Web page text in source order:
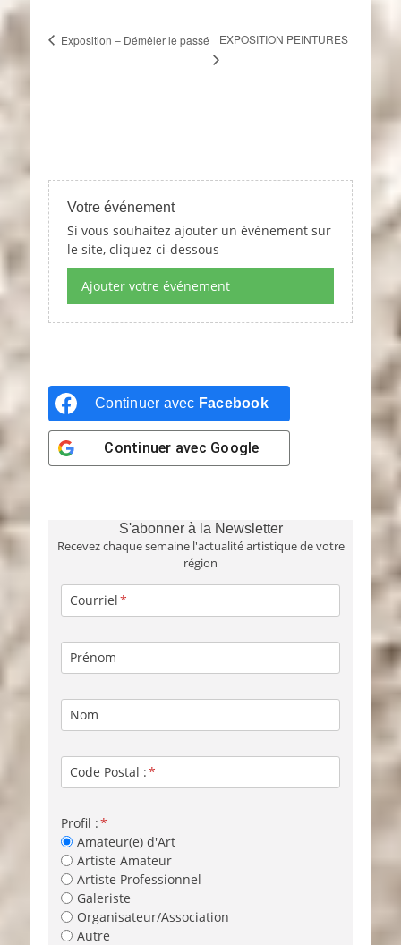
Exposition – Démêler le passé EXPOSITION PEINTURES
Votre événement
Si vous souhaitez ajouter un événement sur
le site, cliquez ci-dessous
Ajouter votre événement
Continuer avec Facebook
Continuer avec Google
S'abonner à la Newsletter
Recevez chaque semaine l'actualité artistique de votre
région
Courriel
Prénom
Nom
Code Postal :
Profil :
Amateur(e) d'Art
Artiste Amateur
Artiste Professionnel
Galeriste
Organisateur/Association
Autre